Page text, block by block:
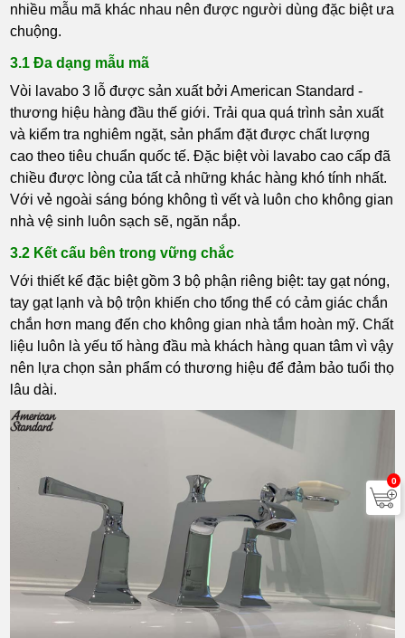
nhiều mẫu mã khác nhau nên được người dùng đặc biệt ưa
chuộng.
3.1 Đa dạng mẫu mã
Vòi lavabo 3 lỗ được sản xuất bởi American Standard -
thương hiệu hàng đầu thế giới. Trải qua quá trình sản xuất
và kiểm tra nghiêm ngặt, sản phẩm đặt được chất lượng
cao theo tiêu chuẩn quốc tế. Đặc biệt vòi lavabo cao cấp đã
chiều được lòng của tất cả những khác hàng khó tính nhất.
Với vẻ ngoài sáng bóng không tì vết và luôn cho không gian
nhà vệ sinh luôn sạch sẽ, ngăn nắp.
3.2 Kết cấu bên trong vững chắc
Với thiết kế đặc biệt gồm 3 bộ phận riêng biệt: tay gạt nóng,
tay gạt lạnh và bộ trộn khiến cho tổng thể có cảm giác chắn
chắn hơn mang đến cho không gian nhà tắm hoàn mỹ. Chất
liệu luôn là yếu tố hàng đầu mà khách hàng quan tâm vì vậy
nên lựa chọn sản phẩm có thương hiệu để đảm bảo tuổi thọ
lâu dài.
0